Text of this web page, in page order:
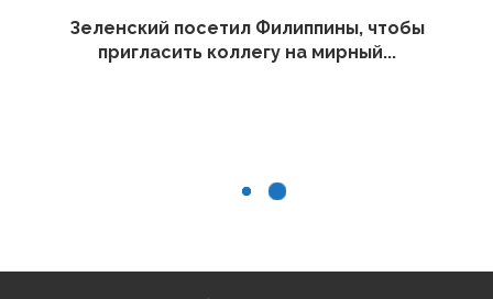
Зеленский посетил Филиппины, чтобы
пригласить коллегу на мирный...